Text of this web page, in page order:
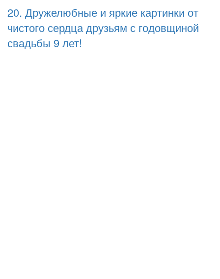
20. Дружелюбные и яркие картинки от
чистого сердца друзьям с годовщиной
свадьбы 9 лет!